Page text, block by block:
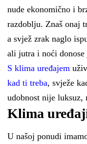
nude ekonomično i
razdoblju. Znaš onaj
a svjež zrak naglo
ali jutra i noći donose
S klima uređajem
kad ti treba, svježe
udobnost nije luksuz,
Klima
U našoj ponudi